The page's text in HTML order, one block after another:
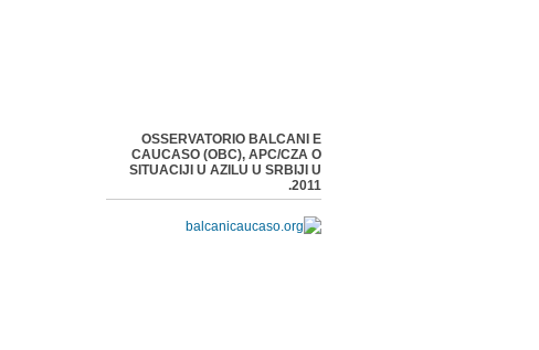
OSSERVATORIO BALCANI E
CAUCASO (OBC), APC/CZA O
SITUACIJI U AZILU U SRBIJI U
2011.